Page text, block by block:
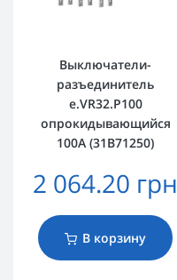
Выключатели-
разъединитель
e.VR32.P100
опрокидывающийся
100А (31В71250)
2 064.20 грн
В корзину